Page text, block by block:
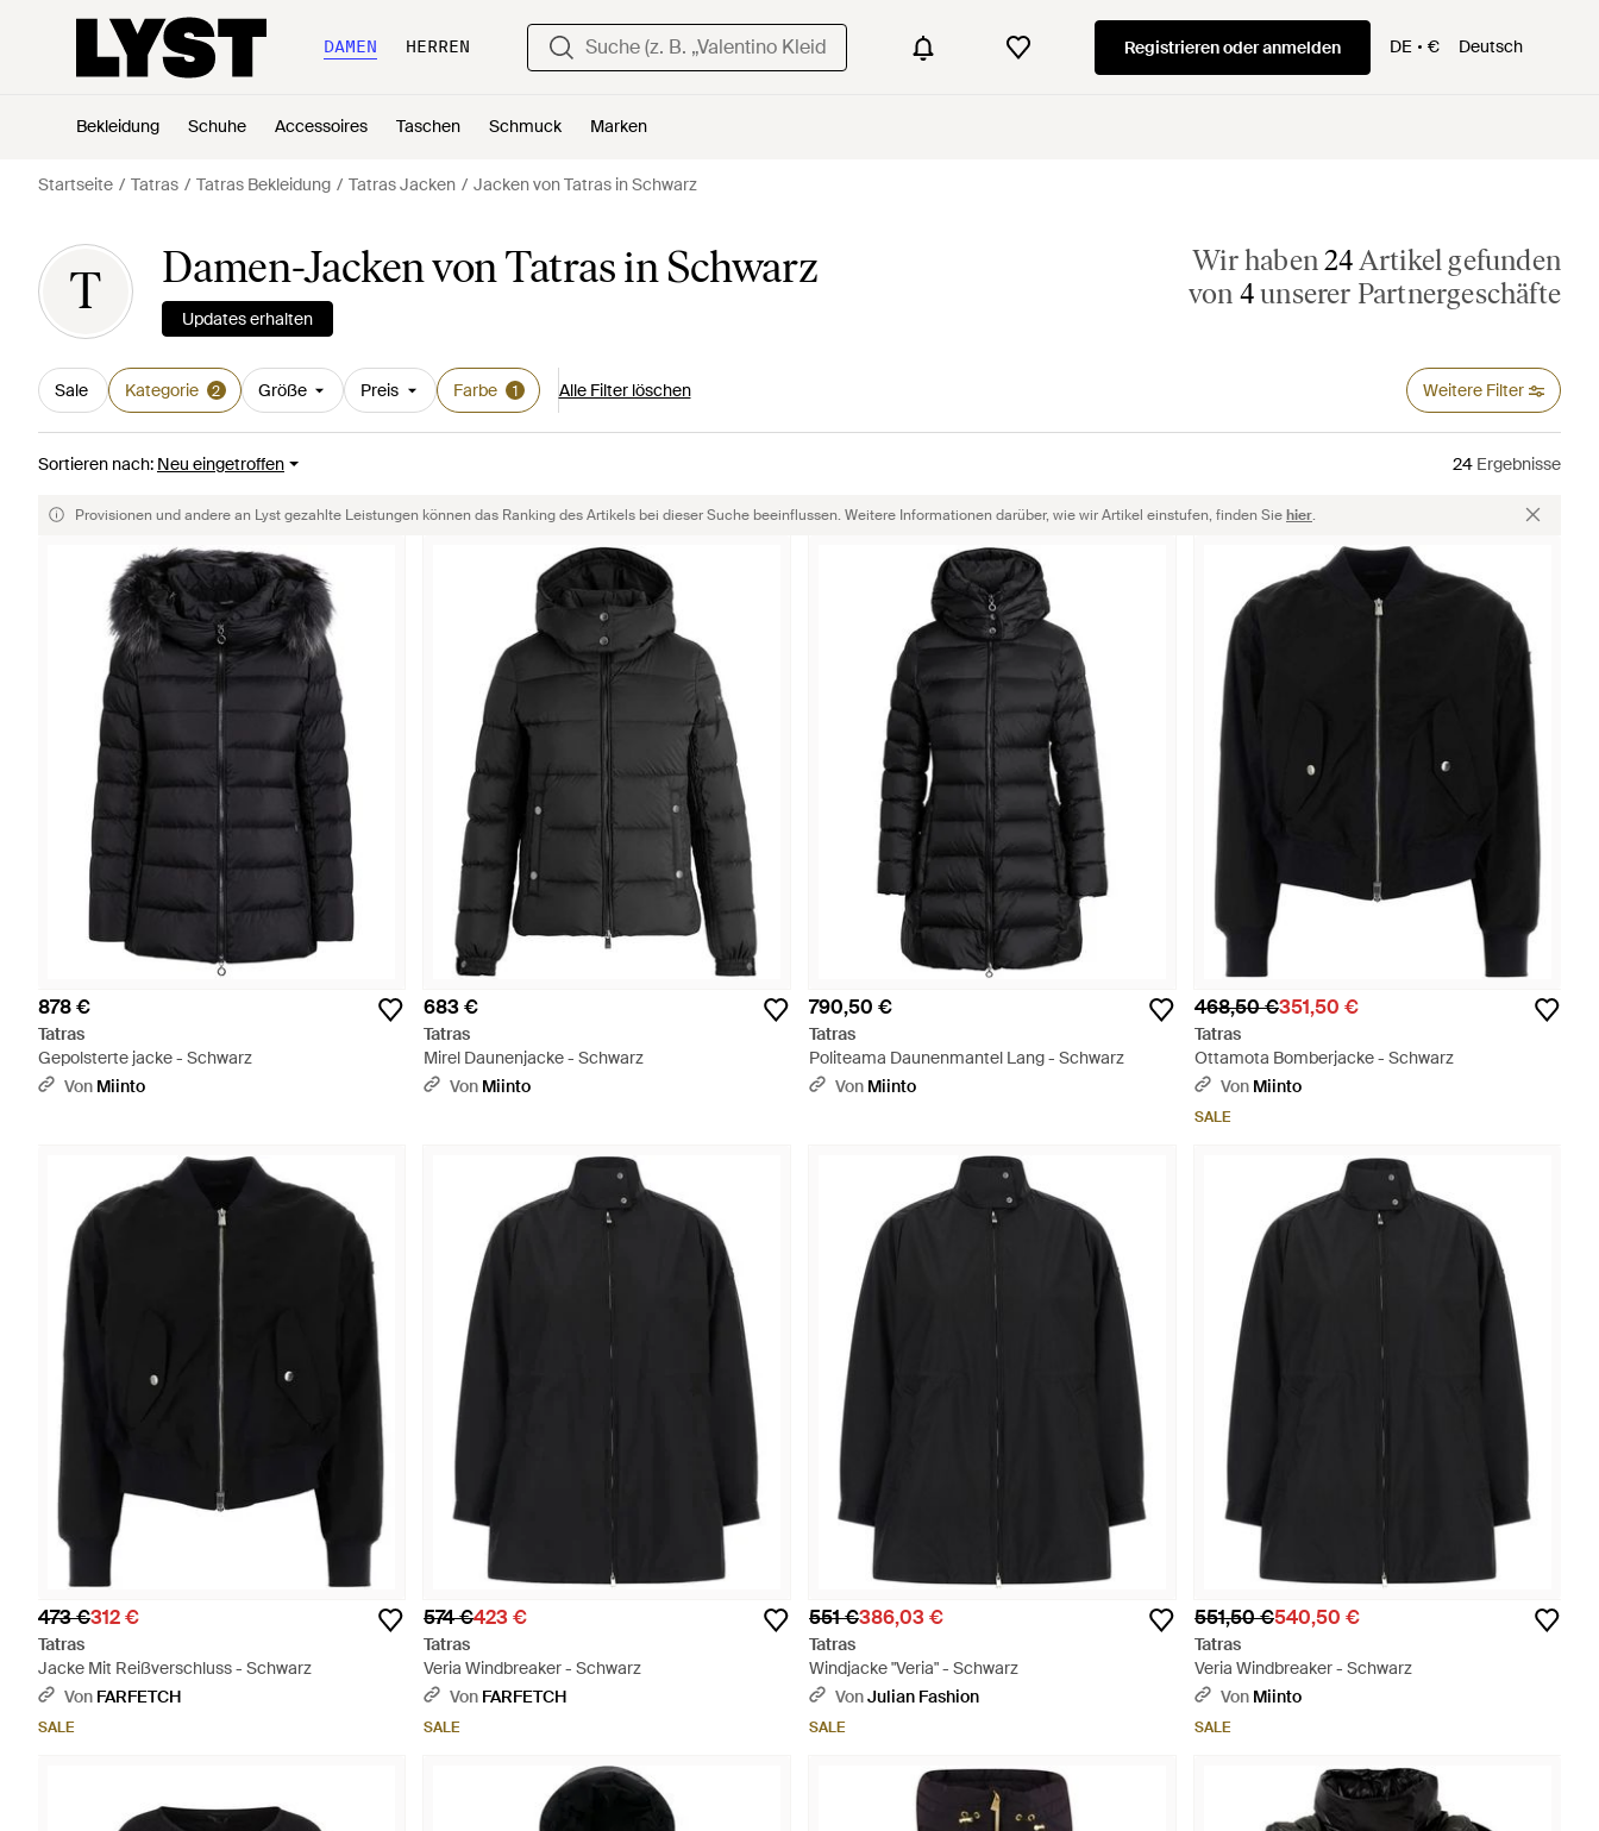
DAMEN HERREN Registrieren oder anmelden DE € Deutsch
Bekleidung Schuhe Accessoires Taschen Schmuck Marken
Startseite Tatras Tatras Bekleidung Tatras Jacken Jacken von Tatras in Schwarz
T Damen-Jacken von Tatras in Schwarz
Updates erhalten
Wir haben24Artikel gefunden
von 4unserer Partnergeschäfte
Sale Kategorie 2 Größe Preis Farbe 1 Alle Filter löschen Weitere Filter
Sortieren nach: Neu eingetroffen 24 Ergebnisse
Provisionen und andere an Lyst gezahlte Leistungen können das Ranking des Artikels bei dieser Suche beeinflussen. Weitere Informationen darüber, wie wir Artikel einstufen, finden Siehier.
878 €
Tatras
Gepolsterte jacke - Schwarz
Von Miinto
683 €
Tatras
Mirel Daunenjacke - Schwarz
Von Miinto
790,50 €
Tatras
Politeama Daunenmantel Lang - Schwarz
Von Miinto
468,50 €351,50 €
Tatras
Ottamota Bomberjacke - Schwarz
Von Miinto
SALE
473 €312 €
Tatras
Jacke Mit Reißverschluss - Schwarz
Von FARFETCH
SALE
574 €423 €
Tatras
Veria Windbreaker - Schwarz
Von FARFETCH
SALE
551 €386,03 €
Tatras
Windjacke "Veria" - Schwarz
VonJulian Fashion
SALE
551,50 €540,50 €
Tatras
Veria Windbreaker - Schwarz
Von Miinto
SALE